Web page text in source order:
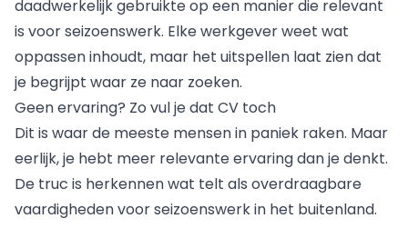
daadwerkelijk gebruikte op een manier die relevant
is voor seizoenswerk. Elke werkgever weet wat
oppassen inhoudt, maar het uitspellen laat zien dat
je begrijpt waar ze naar zoeken.
Geen ervaring? Zo vul je dat CV toch
Dit is waar de meeste mensen in paniek raken. Maar
eerlijk, je hebt meer relevante ervaring dan je denkt.
De truc is herkennen wat telt als overdraagbare
vaardigheden voor seizoenswerk in het buitenland.